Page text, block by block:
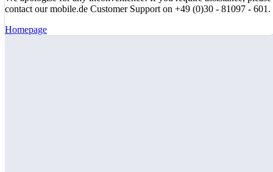
contact our mobile.de Customer Support on +49 (0)30 - 81097 - 601.
Homepage